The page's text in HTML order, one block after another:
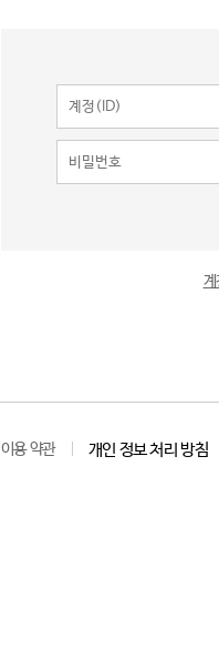
이용 약관 개인 정보 처리 방침